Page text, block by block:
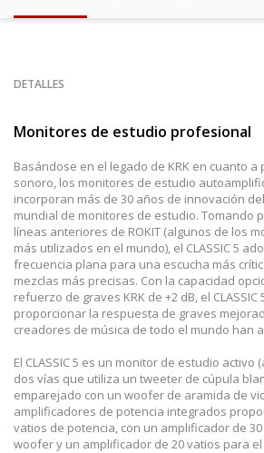
DETALLES
Monitores de estudio profesional
Basándose en el legado de KRK en cuanto
sonoro, los monitores de estudio
incorporan más de 30 años de innovación
mundial de monitores de estudio. Tomando
líneas anteriores de ROKIT (algunos de los
más utilizados en el mundo), el CLASSIC 5
frecuencia plana para una escucha más
mezclas más precisas. Con la capacidad
refuerzo de graves KRK de +2 dB, el
proporcionar la respuesta de graves
creadores de música de todo el mundo han
El CLASSIC 5 es un monitor de estudio activo
dos vías que utiliza un tweeter de cúpula
emparejado con un woofer de aramida de
amplificadores de potencia integrados
vatios de potencia, con un amplificador de
woofer y un amplificador de 20 vatios para